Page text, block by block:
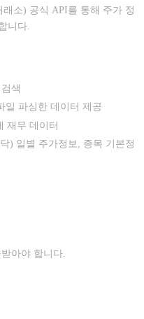
소) 공식 API를 통해 주가 정
니다.
색
일 파싱한 데이터 제공
재무 데이터
) 일별 주가정보, 종목 기본정
아야 합니다.